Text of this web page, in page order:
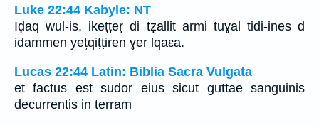
Luke 22:44 Kabyle: NT
Iḍaq wul-is, ikețțeṛ di tẓallit armi tuɣal tidi-ines d
idammen yețqiṭṭiren ɣer lqaɛa.
Lucas 22:44 Latin: Biblia Sacra Vulgata
et factus est sudor eius sicut guttae sanguinis
decurrentis in terram